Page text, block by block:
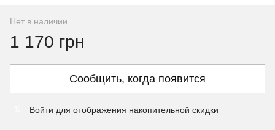
Нет в наличии
1 170 грн
Сообщить, когда появится
Войти для отображения накопительной скидки